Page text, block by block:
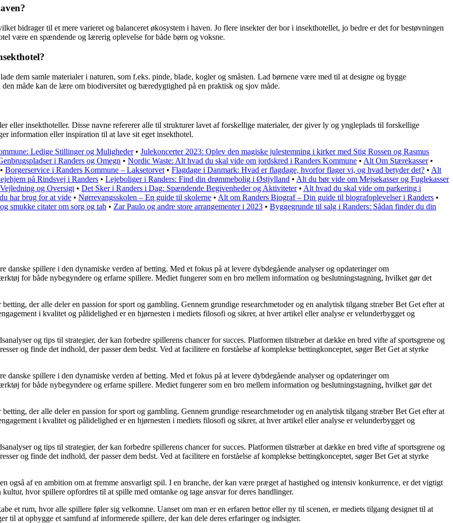
bidrager til et mere varieret og balanceret økosystem i haven. Jo flere insekter der bor i insekthotellet, jo bedre er det for bestøvningen
være en spændende og lærerig oplevelse for både børn og voksne.
dem samle materialer i naturen, som f.eks. pinde, blade, kogler og småsten. Lad børnene være med til at designe og bygge
måde kan de lære om biodiversitet og bæredygtighed på en praktisk og sjov måde.
eller insekthoteller. Disse navne refererer alle til strukturer lavet af forskellige materialer, der giver ly og yngleplads til forskellige
information eller inspiration til at lave sit eget insekthotel.
Ledige Stillinger og Muligheder• Julekoncerter 2023: Oplev den magiske julestemning i kirker med Stig Rossen og Rasmus
i Randers og Omegn • Nordic Waste: Alt hvad du skal vide om jordskred i Randers Kommune • Alt Om Stærekasser•
• Borgerservice i Randers Kommune – Laksetorvet • Flagdage i Danmark: Hvad er flagdage, hvorfor flager vi, og hvad betyder det? • Alt
på Rindsvej i Randers • Lejeboliger i Randers: Find din drømmebolig i Østjylland • Alt du bør vide om Mejsekasser og Fuglekasser
og Oversigt • Det Sker i Randers i Dag: Spændende Begivenheder og Aktiviteter• Alt hvad du skal vide om parkering i
har brug for at vide • Nørrevangsskolen – En guide til skolerne • Alt om Randers Biograf – Din guide til biografoplevelser i Randers •
smukke citater om sorg og tab • Zar Paulo og andre store arrangementer i 2023 • Byggegrunde til salg i Randers: Sådan finder du din
spillere i den dynamiske verden af betting. Med et fokus på at levere dybdegående analyser og opdateringer om
for både nybegyndere og erfarne spillere. Mediet fungerer som en bro mellem information og beslutningstagning, hvilket gør det
der alle deler en passion for sport og gambling. Gennem grundige researchmetoder og en analytisk tilgang stræber Bet Get efter at
i kvalitet og pålidelighed er en hjørnesten i mediets filosofi og sikrer, at hver artikel eller analyse er velunderbygget og
og tips til strategier, der kan forbedre spillerens chancer for succes. Platformen tilstræber at dække en bred vifte af sportsgrene og
og finde det indhold, der passer dem bedst. Ved at facilitere en forståelse af komplekse bettingkonceptet, søger Bet Get at styrke
spillere i den dynamiske verden af betting. Med et fokus på at levere dybdegående analyser og opdateringer om
for både nybegyndere og erfarne spillere. Mediet fungerer som en bro mellem information og beslutningstagning, hvilket gør det
der alle deler en passion for sport og gambling. Gennem grundige researchmetoder og en analytisk tilgang stræber Bet Get efter at
i kvalitet og pålidelighed er en hjørnesten i mediets filosofi og sikrer, at hver artikel eller analyse er velunderbygget og
og tips til strategier, der kan forbedre spillerens chancer for succes. Platformen tilstræber at dække en bred vifte af sportsgrene og
og finde det indhold, der passer dem bedst. Ved at facilitere en forståelse af komplekse bettingkonceptet, søger Bet Get at styrke
også af en ambition om at fremme ansvarligt spil. I en branche, der kan være præget af hastighed og intensiv konkurrence, er det vigtigt
hvor spillere opfordres til at spille med omtanke og tage ansvar for deres handlinger.
et rum, hvor alle spillere føler sig velkomne. Uanset om man er en erfaren bettor eller ny til scenen, er mediets tilgang designet til at
at opbygge et samfund af informerede spillere, der kan dele deres erfaringer og indsigter.